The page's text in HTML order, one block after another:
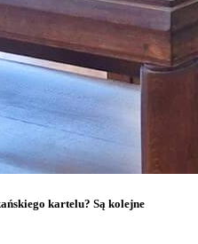
kartelu? Są kolejne